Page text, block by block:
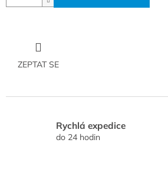
ZEPTAT SE
Rychlá expedice
do 24 hodin